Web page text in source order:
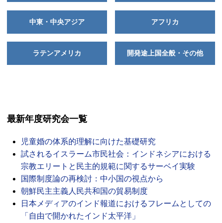
中東・中央アジア アフリカ
ラテンアメリカ 開発途上国全般・その他
最新年度研究会一覧
児童婚の体系的理解に向けた基礎研究
試されるイスラーム市民社会：インドネシアにおける
宗教エリートと民主的規範に関するサーベイ実験
国際制度論の再検討：中小国の視点から
朝鮮民主主義人民共和国の貿易制度
日本メディアのインド報道におけるフレームとしての
「自由で開かれたインド太平洋」